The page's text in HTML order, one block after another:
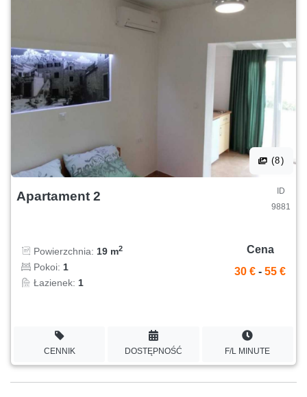
(8)
Apartament 2
ID
9881
Powierzchnia: 19 m2
Pokoi: 1
Łazienek: 1
Cena
30 € - 55 €
CENNIK DOSTĘPNOŚĆ F/L MINUTE